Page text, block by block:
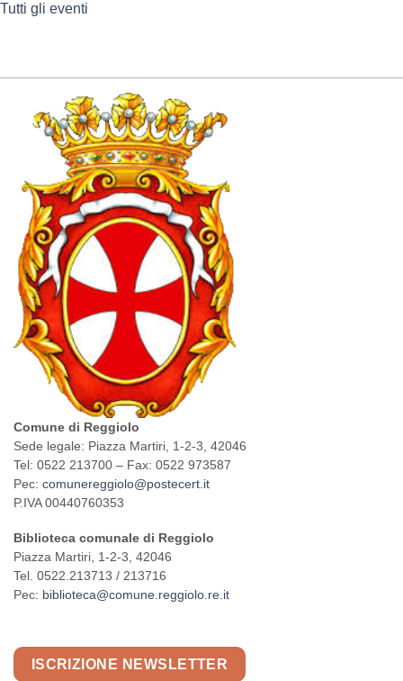
Tutti gli eventi
Comune di Reggiolo
Sede legale: Piazza Martiri, 1-2-3, 42046
Tel: 0522 213700 – Fax: 0522 973587
Pec: comunereggiolo@postecert.it
P.IVA 00440760353
Biblioteca comunale di Reggiolo
Piazza Martiri, 1-2-3, 42046
Tel. 0522.213713 / 213716
Pec: biblioteca@comune.reggiolo.re.it
ISCRIZIONE NEWSLETTER